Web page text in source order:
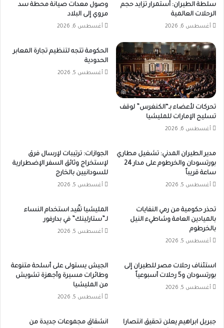
سلطة الطيران: أستمرار تزايد حجم
الرحلات العالمية
أغسطس 6, 2026
وصول معدات صيانة محطة سد
مروي إلى البلاد
أغسطس 6, 2026
تحركات لأعضاء بـ“الكنغرس” لوقف
تسليح الإمارات للمليشيا
أغسطس 6, 2026
الحكومة تتجه لتنظيم تجارة المعابر
الحدودية
أغسطس 5, 2026
مدير الطيران المدني: تشغيل مطاري
بورتسودان والخرطوم على مدار 24
ساعة قريباً
أغسطس 5, 2026
الجوازات: ترتيبات لإرسال فرق
لإستخراج وثائق السفر الإضطرارية
للسودانيين بالخارج
أغسطس 5, 2026
تحذر حكومية من رمي النفايات
بالميادين العامة وشاطيء النيل
بالخرطوم
أغسطس 5, 2026
المليشيا تقّيد استخدام النساء
لـ”ستارلينك” في بدارفور
أغسطس 5, 2026
استئناف رحلات مصر للطيران إلى
بورتسودان و5 رحلات أسبوعياً
أغسطس 5, 2026
الجيش يستولى على أسلحة متنوعة
وطائرات مسيرة وأجهزة تشويش
من المليشيا
أغسطس 5, 2026
جبريل ابراهيم يعلن تحقيق انتصارا
انشقاق مجموعات جديدة من